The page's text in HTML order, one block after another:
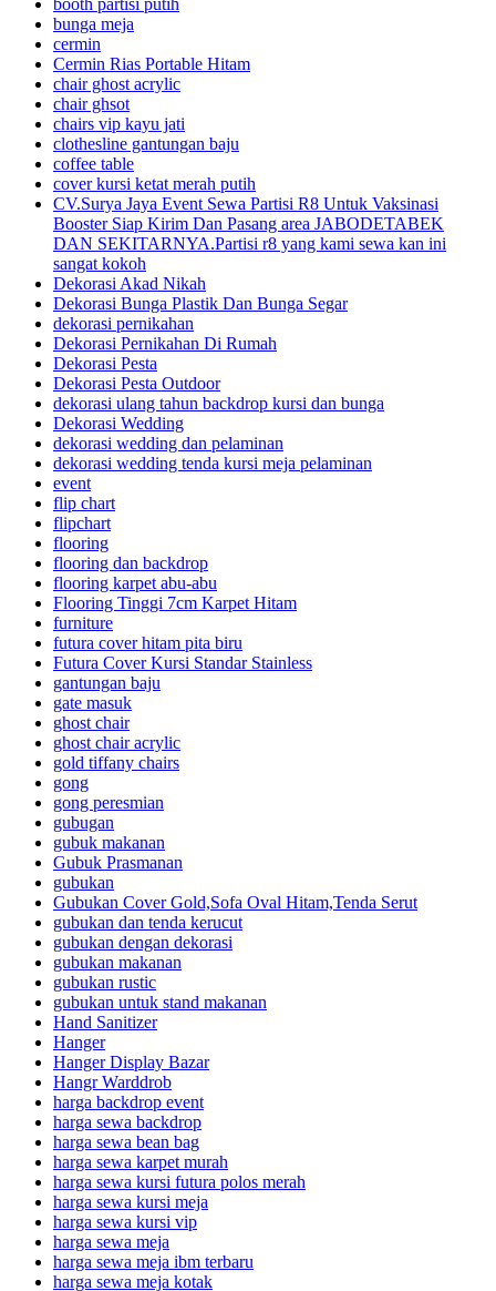
booth partisi putih
bunga meja
cermin
Cermin Rias Portable Hitam
chair ghost acrylic
chair ghsot
chairs vip kayu jati
clothesline gantungan baju
coffee table
cover kursi ketat merah putih
CV.Surya Jaya Event Sewa Partisi R8 Untuk Vaksinasi
Booster Siap Kirim Dan Pasang area JABODETABEK
DAN SEKITARNYA.Partisi r8 yang kami sewa kan ini
sangat kokoh
Dekorasi Akad Nikah
Dekorasi Bunga Plastik Dan Bunga Segar
dekorasi pernikahan
Dekorasi Pernikahan Di Rumah
Dekorasi Pesta
Dekorasi Pesta Outdoor
dekorasi ulang tahun backdrop kursi dan bunga
Dekorasi Wedding
dekorasi wedding dan pelaminan
dekorasi wedding tenda kursi meja pelaminan
event
flip chart
flipchart
flooring
flooring dan backdrop
flooring karpet abu-abu
Flooring Tinggi 7cm Karpet Hitam
furniture
futura cover hitam pita biru
Futura Cover Kursi Standar Stainless
gantungan baju
gate masuk
ghost chair
ghost chair acrylic
gold tiffany chairs
gong
gong peresmian
gubugan
gubuk makanan
Gubuk Prasmanan
gubukan
Gubukan Cover Gold,Sofa Oval Hitam,Tenda Serut
gubukan dan tenda kerucut
gubukan dengan dekorasi
gubukan makanan
gubukan rustic
gubukan untuk stand makanan
Hand Sanitizer
Hanger
Hanger Display Bazar
Hangr Warddrob
harga backdrop event
harga sewa backdrop
harga sewa bean bag
harga sewa karpet murah
harga sewa kursi futura polos merah
harga sewa kursi meja
harga sewa kursi vip
harga sewa meja
harga sewa meja ibm terbaru
harga sewa meja kotak